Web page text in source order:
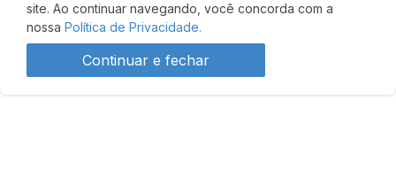
site. Ao continuar navegando, você concorda com a
nossa Política de Privacidade.
Continuar e fechar